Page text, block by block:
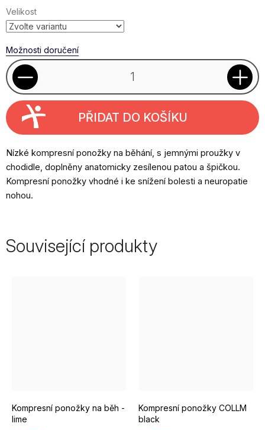
Velikost
Možnosti doručení
PŘIDAT DO KOŠÍKU
Nízké kompresní ponožky na běhání, s jemnými proužky v
chodidle, doplněny anatomicky zesílenou patou a špičkou.
Kompresní ponožky vhodné i ke snížení bolesti a neuropatie
nohou.
Související produkty
Kompresní ponožky na běh -
lime
Kompresní ponožky COLLM
black